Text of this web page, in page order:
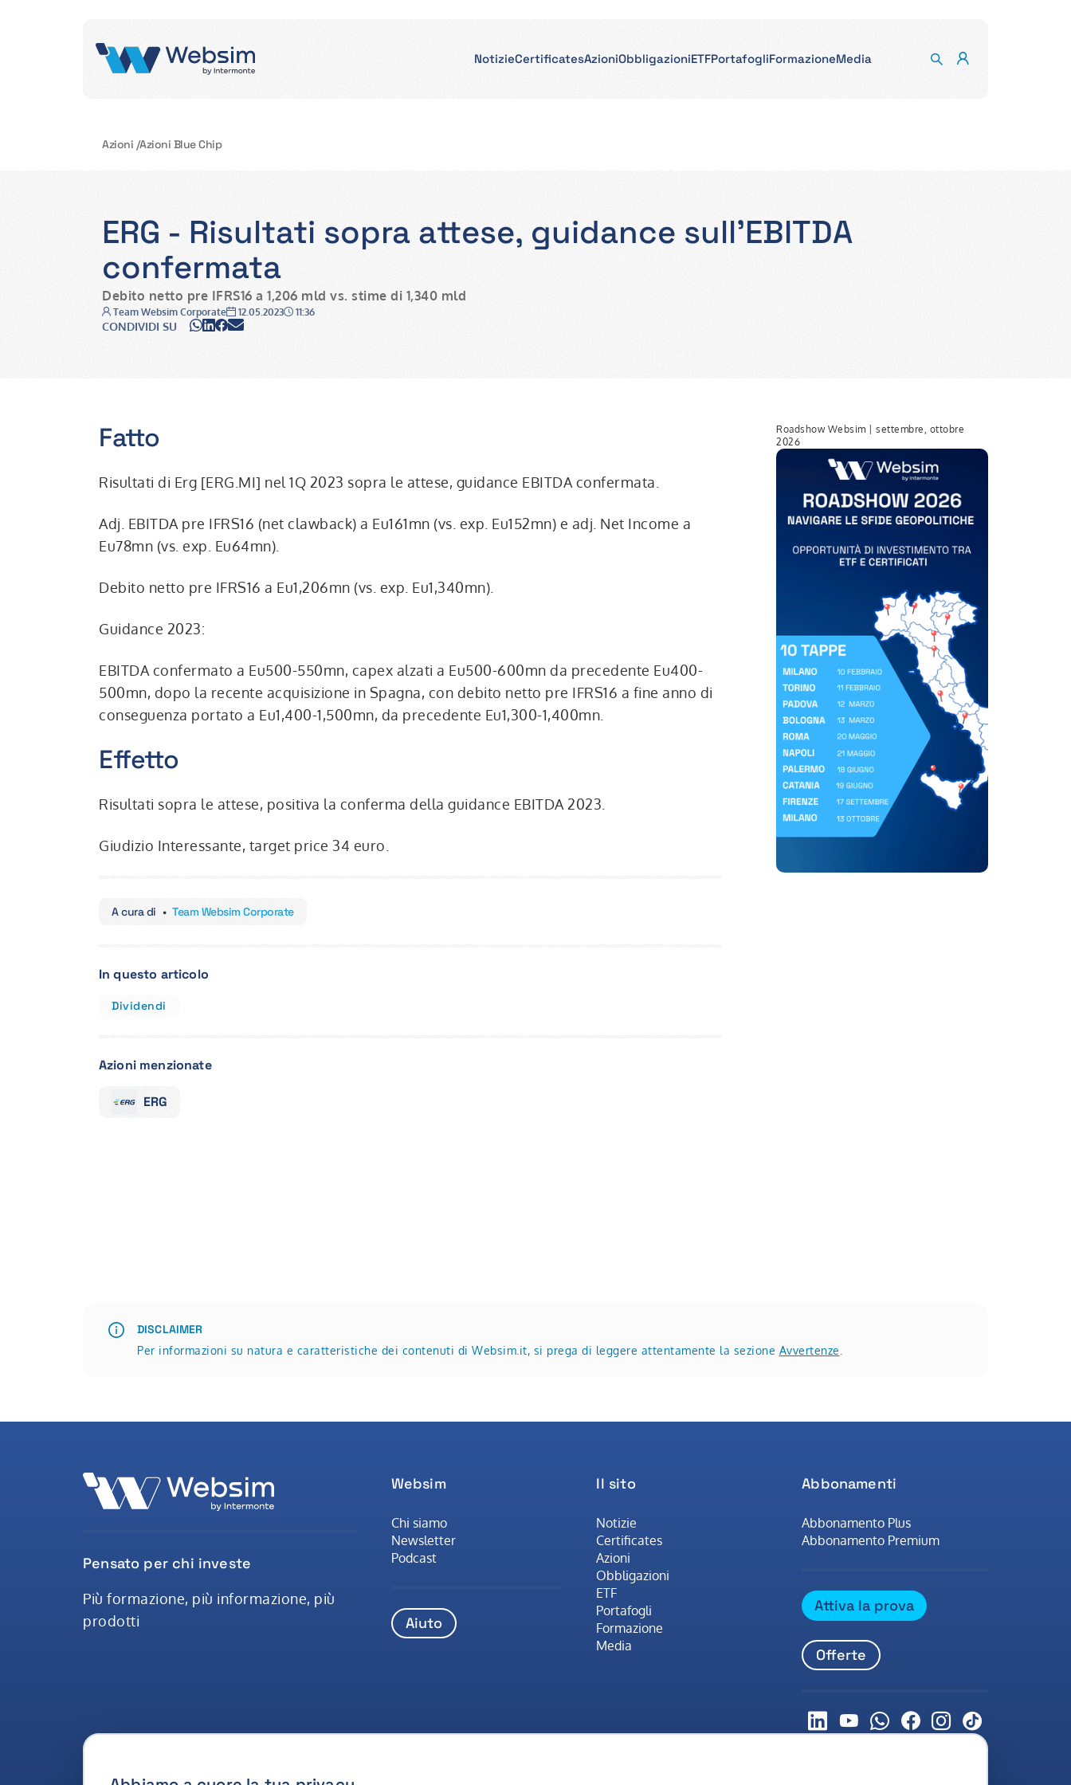
NotizieCertificatesAzioniObbligazioniETFPortafogliFormazioneMedia
Azioni /Azioni Blue Chip
ERG - Risultati sopra attese, guidance sull'EBITDA
confermata
Debito netto pre IFRS16 a 1,206 mld vs. stime di 1,340 mld
Autore:
Team Websim Corporate Data:
12.05.2023 Ora:
11:36
CONDIVIDI SU WhatsApp
LinkedIn
Facebook
Email
Fatto
Risultati di Erg [ERG.MI] nel 1Q 2023 sopra le attese, guidance EBITDA confermata.
Adj. EBITDA pre IFRS16 (net clawback) a Eu161mn (vs. exp. Eu152mn) e adj. Net Income a
Eu78mn (vs. exp. Eu64mn).
Debito netto pre IFRS16 a Eu1,206mn (vs. exp. Eu1,340mn).
Guidance 2023:
EBITDA confermato a Eu500-550mn, capex alzati a Eu500-600mn da precedente Eu400-
500mn, dopo la recente acquisizione in Spagna, con debito netto pre IFRS16 a fine anno di
conseguenza portato a Eu1,400-1,500mn, da precedente Eu1,300-1,400mn.
Effetto
Risultati sopra le attese, positiva la conferma della guidance EBITDA 2023.
Giudizio Interessante, target price 34 euro.
A cura di • Team Websim Corporate
In questo articolo
Dividendi
Azioni menzionate
ERG
Roadshow Websim | settembre, ottobre
2026
DISCLAIMER
Per informazioni su natura e caratteristiche dei contenuti di Websim.it, si prega di leggere attentamente la sezione Avvertenze
Pensato per chi investe
Più formazione, più informazione, più
prodotti
Websim
Chi siamo
Newsletter
Podcast
Aiuto
Il sito
Notizie
Certificates
Azioni
Obbligazioni
ETF
Portafogli
Formazione
Media
Abbonamenti
Abbonamento Plus
Abbonamento Premium
Attiva la prova
Offerte
LinkedInYoutubeWhatsappFacebookInstagramTiktok